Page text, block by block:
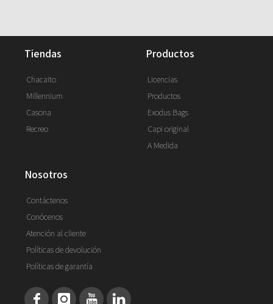
tiendas
Chacaito
Millennium
Casona
Recreo
productos
Licencias
Productos
Exodus Bags
Capi original
A Medida
nosotros
Contáctenos
Conócenos
Atención al cliente
Políticas de devolución
Políticas de garantía